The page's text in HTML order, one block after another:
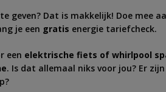
geven? Dat is makkelijk! Doe mee
je een gratis energie tariefcheck.
een elektrische fiets of whirlpool
. Is dat allemaal niks voor jou? Er